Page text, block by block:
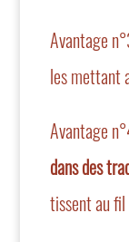
Avantage
les mettant
Avantage
dans des
tissent au fil